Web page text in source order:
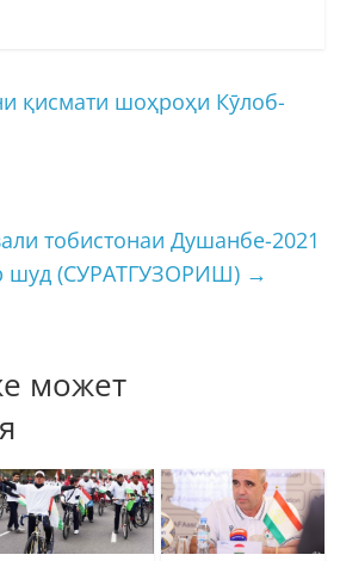
қисмати шоҳроҳи Кӯлоб-
тобистонаи Душанбе-2021
шуд (СУРАТГУЗОРИШ) →
может